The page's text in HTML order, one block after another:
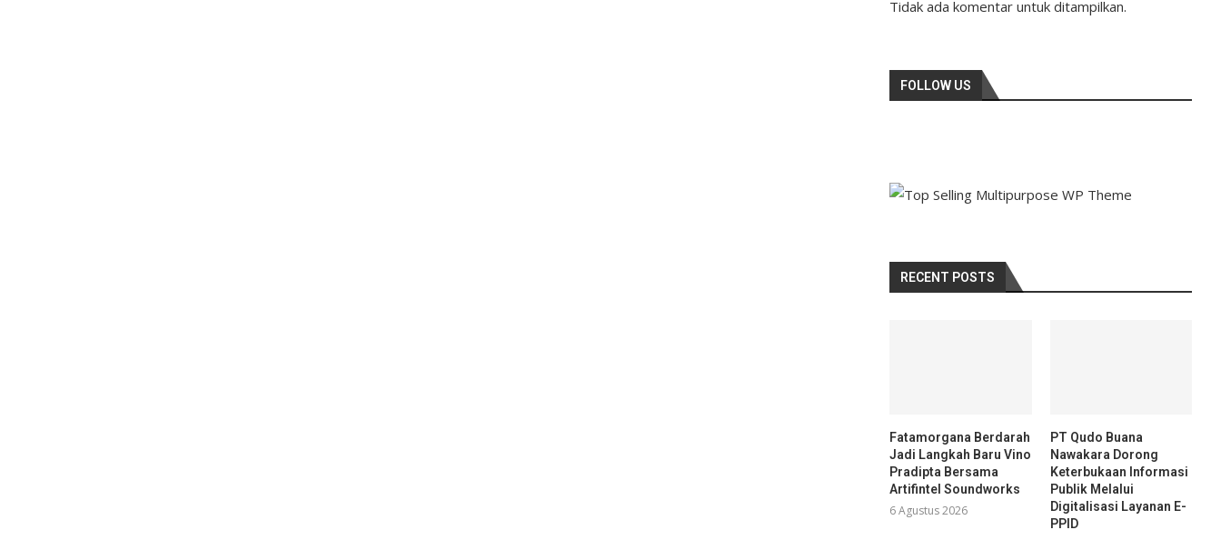
Tidak ada komentar untuk ditampilkan.
FOLLOW US
RECENT POSTS
Fatamorgana Berdarah
Jadi Langkah Baru Vino
Pradipta Bersama
Artifintel Soundworks
6 Agustus 2026
PT Qudo Buana
Nawakara Dorong
Keterbukaan Informasi
Publik Melalui
Digitalisasi Layanan E-
PPID